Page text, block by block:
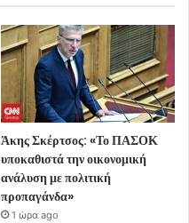
Άκης Σκέρτσος: «Το ΠΑΣΟΚ
υποκαθιστά την οικονομική
ανάλυση με πολιτική
προπαγάνδα»
1 ώρα ago